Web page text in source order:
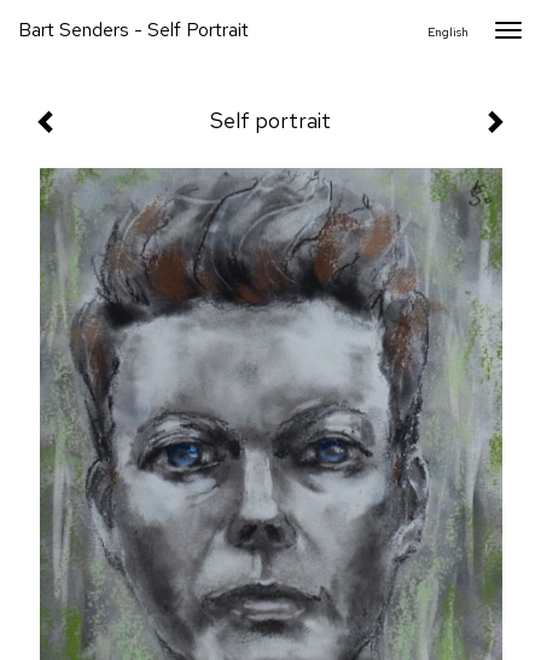
Bart Senders - Self Portrait English
Self portrait